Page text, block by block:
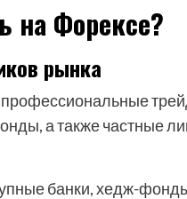
на Форексе?
рынка
а также частные
банки, хедж-